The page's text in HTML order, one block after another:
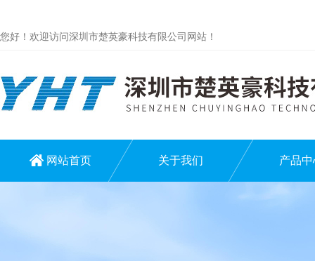
您好！欢迎访问深圳市楚英豪科技有限公司网站！
网站首页 关于我们 产品中